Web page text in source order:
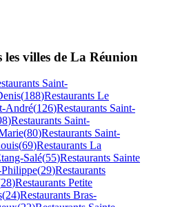
les villes de La Réunion
Saint-
(188)Restaurants Le
André(126)Restaurants Saint-
)Restaurants Saint-
(80)Restaurants Saint-
(69)Restaurants La
Salé(55)Restaurants Sainte
(29)Restaurants
28)Restaurants Petite
(24)Restaurants Bras-